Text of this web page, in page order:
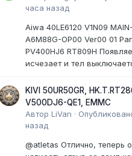
часа назад
Aiwa 40LE6120 V1N09
A6M88G-OP00 Ver00 01
PV400HJ6 RT809H
исчезает и тел
KIVI 50UR50GR,
V500DJ6-QE1, EMMC
АвторLiVan ·
назад
@atletas Отлично, теперь